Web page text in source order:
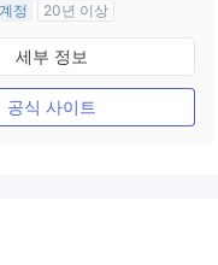
정
20년 이상
제
거래 라이선스 (MM)
레이블 MT4
세부 정보
공식 사이트